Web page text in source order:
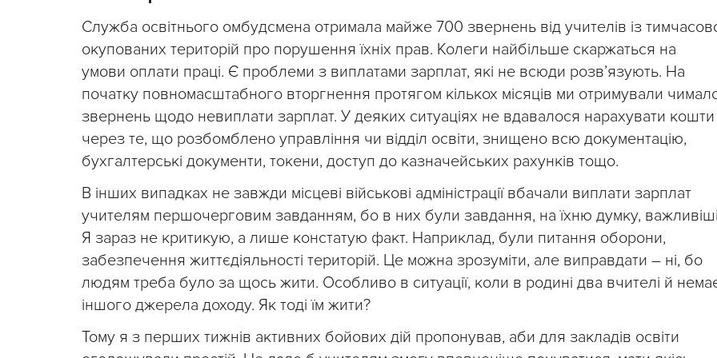
Служба освітнього омбудсмена отримала майже 700 звернень від учителів із
окупованих територій про порушення їхніх прав. Колеги найбільше скаржаться на
умови оплати праці. Є проблеми з виплатами зарплат, які не всюди розвʼязують. На
початку повномасштабного вторгнення протягом кількох місяців ми отримували
звернень щодо невиплати зарплат. У деяких ситуаціях не вдавалося нарахувати кошти
через те, що розбомблено управління чи відділ освіти, знищено всю документацію,
бухгалтерські документи, токени, доступ до казначейських рахунків тощо.
В інших випадках не завжди місцеві військові адміністрації вбачали виплати зарплат
учителям першочерговим завданням, бо в них були завдання, на їхню думку,
Я зараз не критикую, а лише констатую факт. Наприклад, були питання оборони,
забезпечення життєдіяльності територій. Це можна зрозуміти, але виправдати – ні, бо
людям треба було за щось жити. Особливо в ситуації, коли в родині два вчителі й
іншого джерела доходу. Як тоді їм жити?
Тому я з перших тижнів активних бойових дій пропонував, аби для закладів освіти